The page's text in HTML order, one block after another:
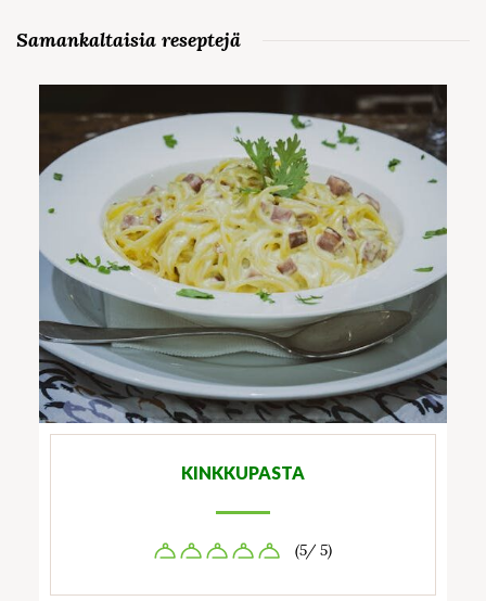
Samankaltaisia reseptejä
KINKKUPASTA
(5/ 5)